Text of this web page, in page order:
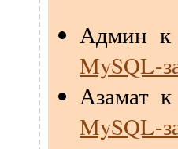
Админ к
MySQL-
Азамат
MySQL-